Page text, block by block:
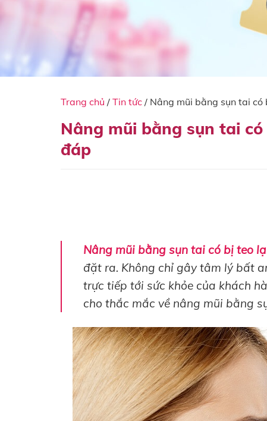
Trang chủ / Tin tức / Nâng mũi bằng sụn tai có
Nâng mũi bằng sụn tai
đáp
Nâng mũi bằng sụn tai có bị teo
đặt ra. Không chỉ gây tâm lý bất
trực tiếp tới sức khỏe của khách
cho thắc mắc về nâng mũi bằng